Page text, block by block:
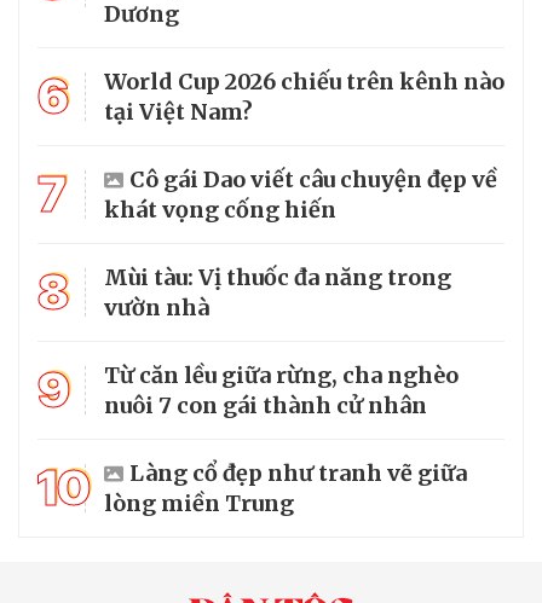
Dương
6
World Cup 2026 chiếu trên kênh nào
tại Việt Nam?
7
Cô gái Dao viết câu chuyện đẹp về
khát vọng cống hiến
8
Mùi tàu: Vị thuốc đa năng trong
vườn nhà
9
Từ căn lều giữa rừng, cha nghèo
nuôi 7 con gái thành cử nhân
10
Làng cổ đẹp như tranh vẽ giữa
lòng miền Trung